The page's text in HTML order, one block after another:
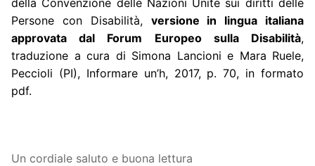
della Convenzione delle Nazioni Unite sui diritti delle
Persone con Disabilità, versione in lingua italiana
approvata dal Forum Europeo sulla Disabilità,
traduzione a cura di Simona Lancioni e Mara Ruele,
Peccioli (PI), Informare un’h, 2017, p. 70, in formato
pdf.
Un cordiale saluto e buona lettura